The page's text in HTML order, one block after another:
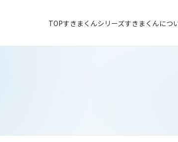
TOPすきまくんシリーズすきまくんにつ